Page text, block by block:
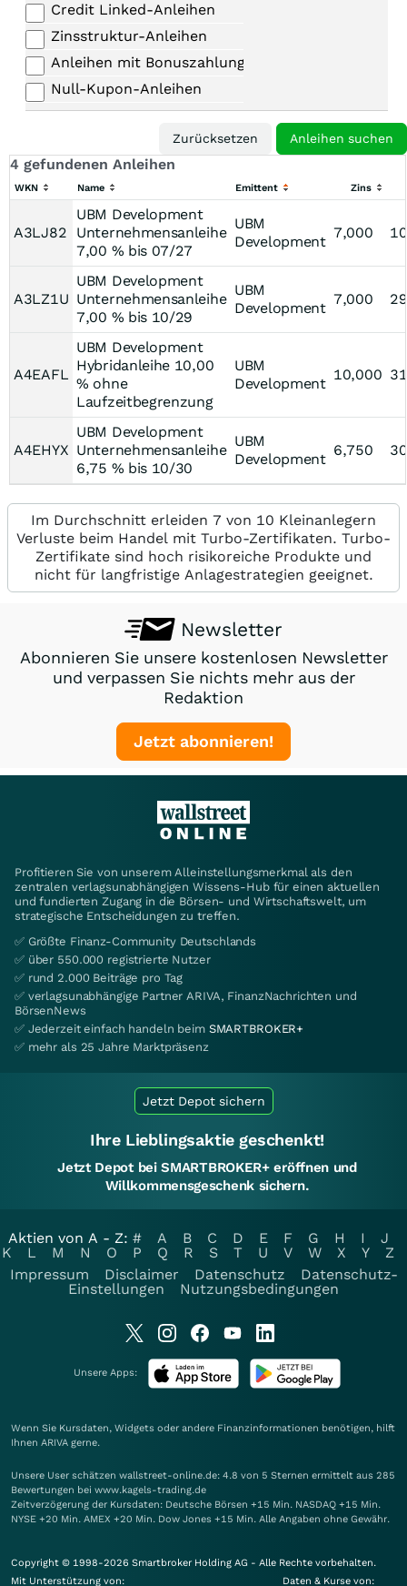
Credit Linked-Anleihen
Zinsstruktur-Anleihen
Anleihen mit Bonuszahlungen
Null-Kupon-Anleihen
4 gefundenen Anleihen
WKN Name Emittent Zins
A3LJ82
UBM Development
Unternehmensanleihe
7,00 % bis 07/27
UBM
Development
7,000
A3LZ1U
UBM Development
Unternehmensanleihe
7,00 % bis 10/29
UBM
Development
7,000
A4EAFL
UBM Development
Hybridanleihe 10,00
% ohne
Laufzeitbegrenzung
UBM
Development
10,000
A4EHYX
UBM Development
Unternehmensanleihe
6,75 % bis 10/30
UBM
Development
6,750
Im Durchschnitt erleiden 7 von 10 Kleinanlegern
Verluste beim Handel mit Turbo-Zertifikaten. Turbo-
Zertifikate sind hoch risikoreiche Produkte und
nicht für langfristige Anlagestrategien geeignet.
Newsletter
Abonnieren Sie unsere kostenlosen Newsletter
und verpassen Sie nichts mehr aus der
Redaktion
Jetzt abonnieren!
Profitieren Sie von unserem Alleinstellungsmerkmal als den
zentralen verlagsunabhängigen Wissens-Hub für einen aktuellen
und fundierten Zugang in die Börsen- und Wirtschaftswelt, um
strategische Entscheidungen zu treffen.
✅ Größte Finanz-Community Deutschlands
✅ über 550.000 registrierte Nutzer
✅ rund 2.000 Beiträge pro Tag
✅ verlagsunabhängige Partner ARIVA, FinanzNachrichten und
BörsenNews
✅ Jederzeit einfach handeln beim SMARTBROKER+
✅ mehr als 25 Jahre Marktpräsenz
Jetzt Depot sichern
Ihre Lieblingsaktie geschenkt!
Jetzt Depot bei SMARTBROKER+ eröffnen und
Willkommensgeschenk sichern.
Aktien von A - Z: # A B C D E F G H I
J
K
L M N O P Q R S T U V W X Y
Z
Impressum
Disclaimer Datenschutz
Datenschutz-
Einstellungen
Nutzungsbedingungen
Unsere Apps:
Wenn Sie Kursdaten, Widgets oder andere Finanzinformationen benötigen, hilft
Ihnen ARIVA gerne.
Unsere User schätzen wallstreet-online.de: 4.8 von 5 Sternen ermittelt aus 285
Bewertungen bei www.kagels-trading.de
Zeitverzögerung der Kursdaten: Deutsche Börsen +15 Min. NASDAQ +15 Min.
NYSE +20 Min. AMEX +20 Min. Dow Jones +15 Min. Alle Angaben ohne Gewähr.
Copyright © 1998-2026 Smartbroker Holding AG - Alle Rechte vorbehalten.
Mit Unterstützung von:
Daten & Kurse von: